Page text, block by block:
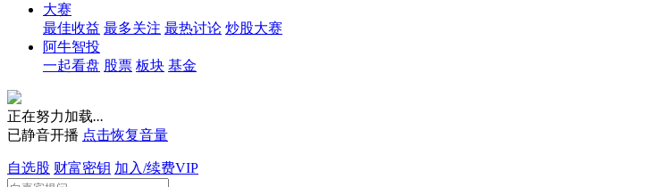
大赛
最佳收益 最多关注 最热讨论 炒股大赛
阿牛智投
一起看盘 股票 板块 基金
正在努力加载...
已静音开播 点击恢复音量
自选股 财富密钥 加入/续费VIP